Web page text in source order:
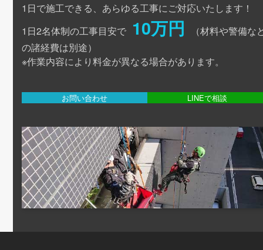
1日で施工できる、あらゆる工事にご対応いたします！
1日2名体制の工事目安で 10万円
（材料や警備な
の諸経費は別途）
※作業内容により料金が異なる場合があります。
お問い合わせ LINEで相談